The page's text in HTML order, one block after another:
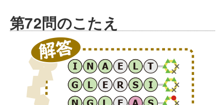
第72問のこたえ